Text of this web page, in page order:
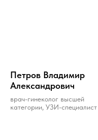
Петров Владимир
Александрович
врач-гинеколог высшей
категории, УЗИ-специалист